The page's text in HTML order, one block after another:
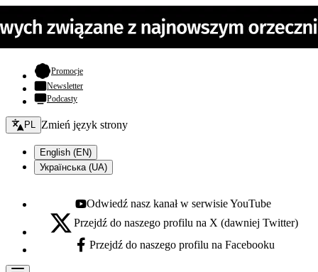
Promocje- otwiera się w nowej karcie
Newsletter
Podcasty
Zmień język - bieżący:
PL Zmień język strony
English (EN)
Українська (UA)
Youtube - otwiera się w nowej karcie
Odwiedź nasz kanał w serwisie YouTube
X - otwiera się w nowej karcie
Przejdź do naszego profilu na X (dawniej Twitter)
Facebook - otwiera się w nowej karcie
Przejdź do naszego profilu na Facebooku